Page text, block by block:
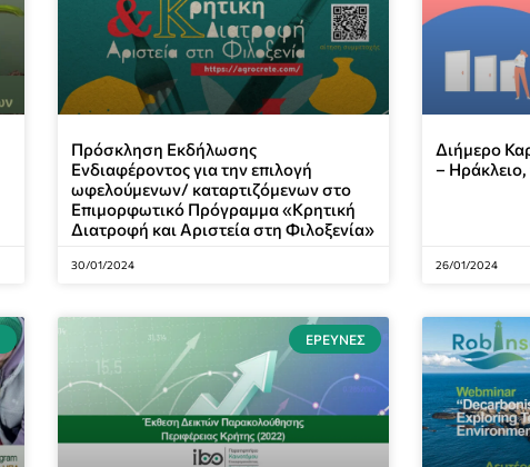
Πρόσκληση Εκδήλωσης
Ενδιαφέροντος για την επιλογή
ωφελούμενων/ καταρτιζόμενων στο
Επιμορφωτικό Πρόγραμμα «Κρητική
Διατροφή και Αριστεία στη Φιλοξενία»
30/01/2024
Διήμερο
–
26/01/2024
ΈΡΕΥΝΕΣ